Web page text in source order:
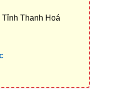
Thanh Hoá